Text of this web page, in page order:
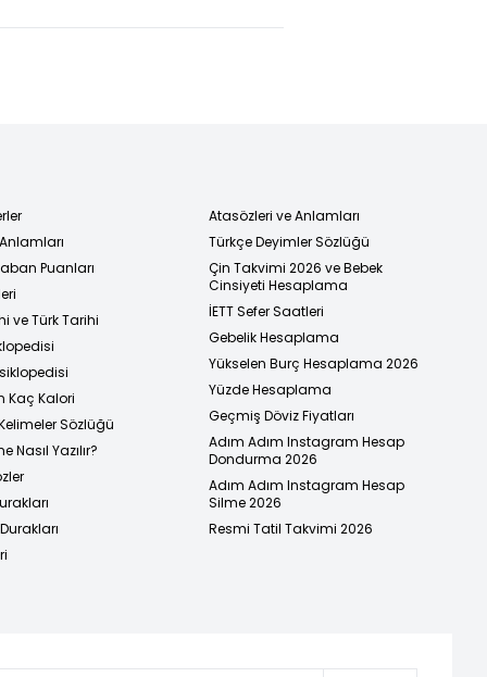
Puanları
ve Türk Tarihi
Kaç Kalori
Sözlüğü
Nasıl Yazılır?
Atasözleri ve Anlamları
Türkçe Deyimler Sözlüğü
Çin Takvimi 2026 ve Bebek
Cinsiyeti Hesaplama
İETT Sefer Saatleri
Gebelik Hesaplama
Yükselen Burç Hesaplama 2026
Yüzde Hesaplama
Geçmiş Döviz Fiyatları
Adım Adım Instagram Hesap
Dondurma 2026
Adım Adım Instagram Hesap
Silme 2026
Resmi Tatil Takvimi 2026